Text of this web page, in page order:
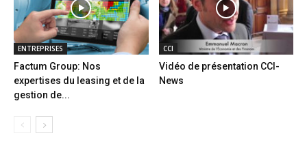
ENTREPRISES
Factum Group: Nos
expertises du leasing et de la
gestion de...
CCI
Vidéo de présentation CCI-
News